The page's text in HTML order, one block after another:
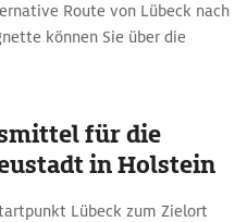
Route von Lübeck nach
können Sie über die
für die
in Holstein
Lübeck zum Zielort